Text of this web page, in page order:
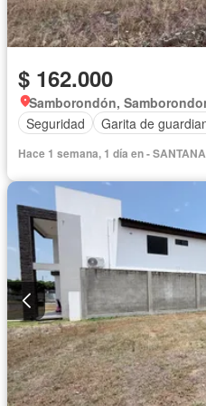
$ 162.000
Samborondón,
Seguridad
Garita de
Hace 1 semana, 1 día en -